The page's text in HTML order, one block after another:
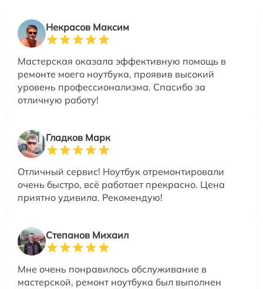
Некрасов Максим
Мастерская оказала эффективную помощь в
ремонте моего ноутбука, проявив высокий
уровень профессионализма. Спасибо за
отличную работу!
Гладков Марк
Отличный сервис! Ноутбук отремонтировали
очень быстро, всё работает прекрасно. Цена
приятно удивила. Рекомендую!
Степанов Михаил
Мне очень понравилось обслуживание в
мастерской, ремонт ноутбука был выполнен